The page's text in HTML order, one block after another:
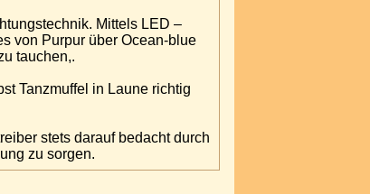
Mittels LED –
von Purpur über Ocean-blue
tauchen,.
Tanzmuffel in Laune richtig
stets darauf bedacht durch
zu sorgen.